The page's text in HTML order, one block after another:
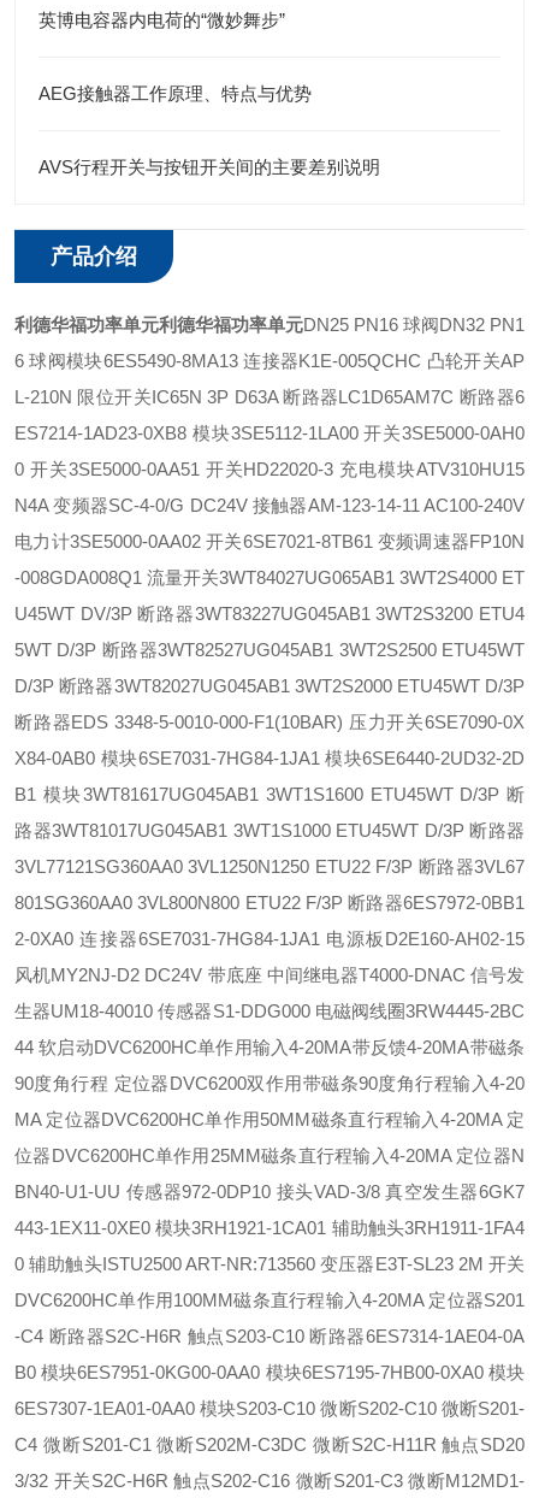
英博电容器内电荷的“微妙舞步”
AEG接触器工作原理、特点与优势
AVS行程开关与按钮开关间的主要差别说明
产品介绍
利德华福功率单元利德华福功率单元DN25 PN16 球阀DN32 PN1
6 球阀模块6ES5490-8MA13 连接器K1E-005QCHC 凸轮开关AP
L-210N 限位开关IC65N 3P D63A 断路器LC1D65AM7C 断路器6
ES7214-1AD23-0XB8 模块3SE5112-1LA00 开关3SE5000-0AH0
0 开关3SE5000-0AA51 开关HD22020-3 充电模块ATV310HU15
N4A 变频器SC-4-0/G DC24V 接触器AM-123-14-11 AC100-240V
电力计3SE5000-0AA02 开关6SE7021-8TB61 变频调速器FP10N
-008GDA008Q1 流量开关3WT84027UG065AB1 3WT2S4000 ET
U45WT DV/3P 断路器3WT83227UG045AB1 3WT2S3200 ETU4
5WT D/3P 断路器3WT82527UG045AB1 3WT2S2500 ETU45WT
D/3P 断路器3WT82027UG045AB1 3WT2S2000 ETU45WT D/3P
断路器EDS 3348-5-0010-000-F1(10BAR) 压力开关6SE7090-0X
X84-0AB0 模块6SE7031-7HG84-1JA1 模块6SE6440-2UD32-2D
B1 模块3WT81617UG045AB1 3WT1S1600 ETU45WT D/3P 断
路器3WT81017UG045AB1 3WT1S1000 ETU45WT D/3P 断路器
3VL77121SG360AA0 3VL1250N1250 ETU22 F/3P 断路器3VL67
801SG360AA0 3VL800N800 ETU22 F/3P 断路器6ES7972-0BB1
2-0XA0 连接器6SE7031-7HG84-1JA1 电源板 D2E160-AH02-15
风机MY2NJ-D2 DC24V 带底座 中间继电器T4000-DNAC 信号发
生器UM18-40010 传感器S1-DDG000 电磁阀线圈3RW4445-2BC
44 软启动DVC6200HC单作用输入4-20MA带反馈4-20MA带磁条
90度角行程 定位器DVC6200双作用带磁条90度角行程输入4-20
MA 定位器DVC6200HC单作用50MM磁条直行程输入4-20MA 定
位器DVC6200HC单作用25MM磁条直行程输入4-20MA 定位器N
BN40-U1-UU 传感器972-0DP10 接头VAD-3/8 真空发生器6GK7
443-1EX11-0XE0 模块3RH1921-1CA01 辅助触头3RH1911-1FA4
0 辅助触头ISTU2500 ART-NR:713560 变压器E3T-SL23 2M 开关
DVC6200HC单作用100MM磁条直行程输入4-20MA 定位器S201
-C4 断路器S2C-H6R 触点S203-C10 断路器6ES7314-1AE04-0A
B0 模块6ES7951-0KG00-0AA0 模块6ES7195-7HB00-0XA0 模块
6ES7307-1EA01-0AA0 模块S203-C10 微断S202-C10 微断S201-
C4 微断S201-C1 微断S202M-C3DC 微断S2C-H11R 触点SD20
3/32 开关S2C-H6R 触点S202-C16 微断S201-C3 微断M12MD1-